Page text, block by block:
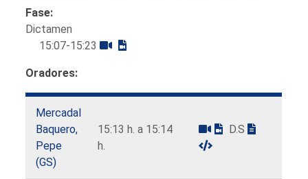
Fase:
Dictamen
15:07-15:23
Oradores:
Mercadal
Baquero,
Pepe
(GS)
15:13 h. a 15:14
h.
D.S